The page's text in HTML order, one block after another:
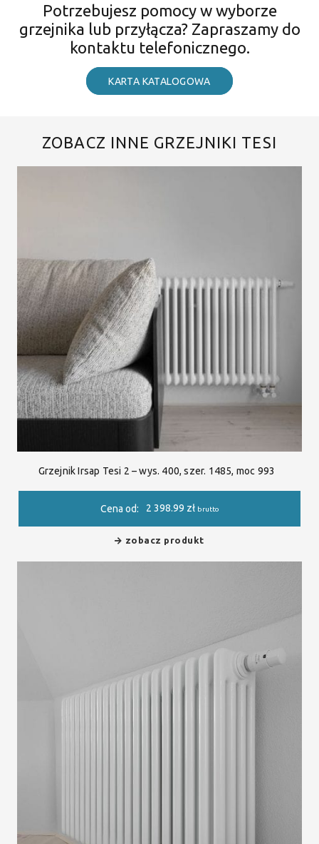
Potrzebujesz pomocy w wyborze
grzejnika lub przyłącza? Zapraszamy do
kontaktu telefonicznego.
KARTA KATALOGOWA
ZOBACZ INNE GRZEJNIKI TESI
Grzejnik Irsap Tesi 2 – wys. 400, szer. 1485, moc 993
Cena od: 2 398.99 zł brutto
zobacz produkt